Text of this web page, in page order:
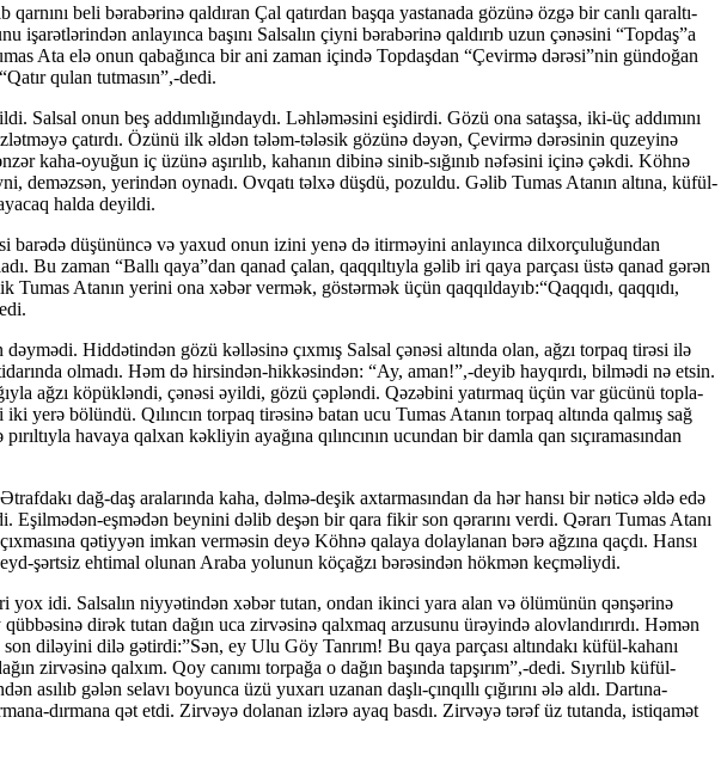
beli bərabərinə qaldıran Çal qatırdan başqa yastanada gözünə özgə bir canlı qaraltı-
anlayınca başını Salsalın çiyni bə­ra­bərinə qaldırıb uzun çənəsini “Topdaş”a
Ata elə onun qaba­ğın­ca bir ani zaman içində Topdaşdan “Çevirmə dərəsi”nin gün­do­ğan
qulan tut­ma­sın”,-dedi.
onun beş addımlığındaydı. Ləhləməsini eşidirdi. Gözü ona sataşsa, iki-üç addımını
çatırdı. Özünü ilk əldən tələm-tələsik gö­zü­nə dəyən, Çevirmə dərəsinin quzeyinə
kaha-oyuğun iç üzünə aşı­rı­lıb, ka­ha­nın dibinə sinib-sığınıb nəfəsini içinə çəkdi. Köhnə
deməz­sən, ye­rin­dən oynadı. Ovqatı təlxə düşdü, pozuldu. Gəlib Tumas Atanın altına, küfül-
halda deyildi.
barədə düşününcə və yaxud onun izini yenə də itirməyini anla­yın­ca dilxorçuluğundan
Bu zaman “Ballı qaya”dan qanad çalan, qaqqıltıyla gəlib iri qaya parçası üstə qanad gərən
Atanın yerini ona xəbər ver­mək, göstərmək üçün qaqqıldayıb:“Qaqqıdı, qaqqıdı,
Hiddətindən gözü kəlləsinə çıxmış Salsal çənəsi altında olan, ağzı torpaq tirəsi ilə
olmadı. Həm də hirsindən-hikkəsindən: “Ay, aman!”,-deyib hayqırdı, bilmədi nə etsin.
ağzı köpükləndi, çənəsi əyildi, gözü çəpləndi. Qəzəbini yatırmaq üçün var gücünü top­la­
yerə bölündü. Qılıncın torpaq tirəsinə batan ucu Tumas Atanın torpaq altında qalmış sağ
havaya qalxan kəkliyin ayağına qılıncının ucundan bir damla qan sıçıramasından
dağ-daş aralarında kaha, dəlmə-deşik axtarmasından da hər hansı bir nəticə əldə edə
eşmədən beynini dəlib deşən bir qara fikir son qərarını verdi. Qərarı Tumas Atanı
qətiyyən imkan ver­mə­sin deyə Köhnə qalaya dolaylanan bərə ağzına qaçdı. Hansı
şərtsiz eh­ti­mal olunan Araba yolunun köçağzı bərəsindən hökmən keçməliydi.
yox idi. Salsalın niyyətindən xəbər tutan, ondan ikinci yara alan və ölü­münün qənşərinə
dirək tutan dağın uca zirvəsinə qalxmaq ar­zu­sunu ürəyində alovlandırırdı. Həmən
diləyini dilə gətirdi:”Sən, ey Ulu Göy Tanrım! Bu qaya parçası altındakı küfül-kahanı
zirvəsinə qalxım. Qoy canımı torpağa o dağın başında tapşırım”,-dedi. Sıyrılıb küfül-
gələn selavı boyunca üzü yuxarı uzanan daşlı-çınqıllı çığırını ələ aldı. Dartına-
dırmana qət etdi. Zirvəyə dolanan izlərə ayaq basdı. Zirvəyə tərəf üz tutanda, istiqamət